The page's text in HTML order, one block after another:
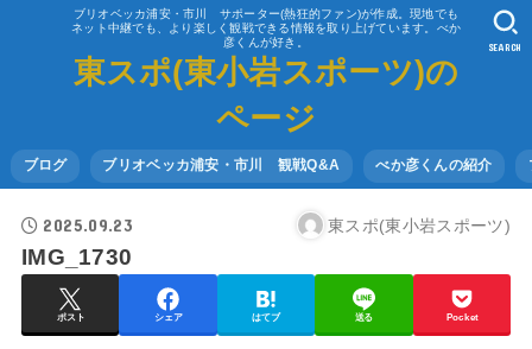
ブリオベッカ浦安・市川 サポーター(熱狂的ファン)が作成。現地でも
ネット中継でも、より楽しく観戦できる情報を取り上げています。べか
彦くんが好き。
東スポ(東小岩スポーツ)の
ページ
ブログ ブリオベッカ浦安・市川 観戦Q&A べか彦くんの紹介
SEARCH
2025.09.23 東スポ(東小岩スポーツ)
IMG_1730
ポスト シェア はてブ 送る Pocket